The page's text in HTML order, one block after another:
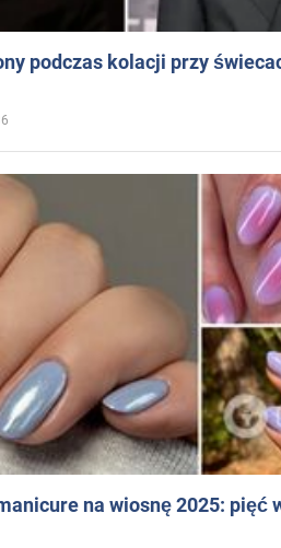
podczas kolacji przy
na wiosnę 2025: pięć